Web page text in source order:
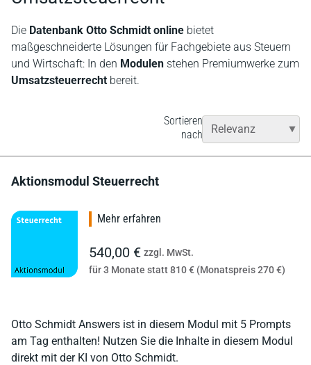
Die Datenbank Otto Schmidt online bietet
maßgeschneiderte Lösungen für Fachgebiete aus Steuern
und Wirtschaft: In den Modulen stehen Premiumwerke zum
Umsatzsteuerrecht bereit.
Sortieren
nach
Aktionsmodul Steuerrecht
Otto Schmidt Answers ist in diesem Modul mit 5 Prompts
am Tag enthalten! Nutzen Sie die Inhalte in diesem Modul
direkt mit der KI von Otto Schmidt.
Mehr erfahren
540,00 € zzgl. MwSt.
für 3 Monate statt 810 € (Monatspreis 270 €)